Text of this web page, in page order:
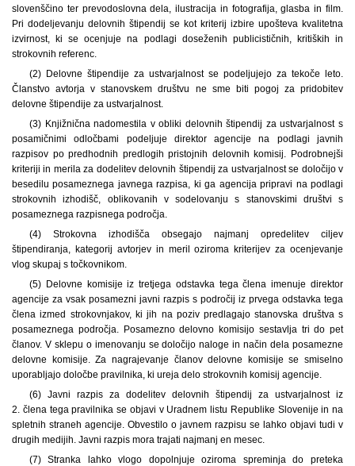
slovenščino ter prevodoslovna dela, ilustracija in fotografija, glasba in film.
Pri dodeljevanju delovnih štipendij se kot kriterij izbire upošteva kvalitetna
izvirnost, ki se ocenjuje na podlagi doseženih publicističnih, kritiških in
strokovnih referenc.
(2) Delovne štipendije za ustvarjalnost se podeljujejo za tekoče leto.
Članstvo avtorja v stanovskem društvu ne sme biti pogoj za pridobitev
delovne štipendije za ustvarjalnost.
(3) Knjižnična nadomestila v obliki delovnih štipendij za ustvarjalnost s
posamičnimi odločbami podeljuje direktor agencije na podlagi javnih
razpisov po predhodnih predlogih pristojnih delovnih komisij. Podrobnejši
kriteriji in merila za dodelitev delovnih štipendij za ustvarjalnost se določijo v
besedilu posameznega javnega razpisa, ki ga agencija pripravi na podlagi
strokovnih izhodišč, oblikovanih v sodelovanju s stanovskimi društvi s
posameznega razpisnega področja.
(4) Strokovna izhodišča obsegajo najmanj opredelitev ciljev
štipendiranja, kategorij avtorjev in meril oziroma kriterijev za ocenjevanje
vlog skupaj s točkovnikom.
(5) Delovne komisije iz tretjega odstavka tega člena imenuje direktor
agencije za vsak posamezni javni razpis s področij iz prvega odstavka tega
člena izmed strokovnjakov, ki jih na poziv predlagajo stanovska društva s
posameznega področja. Posamezno delovno komisijo sestavlja tri do pet
članov. V sklepu o imenovanju se določijo naloge in način dela posamezne
delovne komisije. Za nagrajevanje članov delovne komisije se smiselno
uporabljajo določbe pravilnika, ki ureja delo strokovnih komisij agencije.
(6) Javni razpis za dodelitev delovnih štipendij za ustvarjalnost iz
2. člena tega pravilnika se objavi v Uradnem listu Republike Slovenije in na
spletnih straneh agencije. Obvestilo o javnem razpisu se lahko objavi tudi v
drugih medijih. Javni razpis mora trajati najmanj en mesec.
(7) Stranka lahko vlogo dopolnjuje oziroma spreminja do preteka